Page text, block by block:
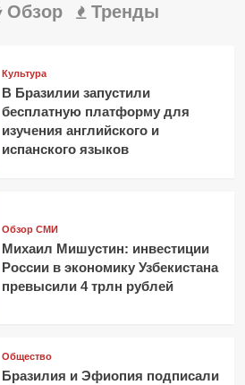
Обзор Тренды
Культура
В Бразилии запустили
бесплатную платформу для
изучения английского и
испанского языков
Обзор СМИ
Михаил Мишустин: инвестиции
России в экономику Узбекистана
превысили 4 трлн рублей
Общество
Бразилия и Эфиопия подписали